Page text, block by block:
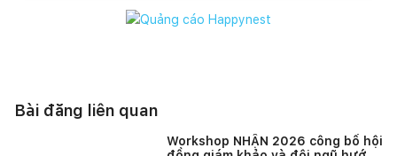
Bài đăng liên quan
Workshop NHẬN 2026 công bố hội